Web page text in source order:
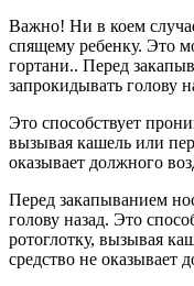
Важно! Ни в коем
спящему ребенку. Это
гортани.. Перед
запрокидывать голову
Это способствует
вызывая кашель или
оказывает должного
Перед закапыванием
голову назад. Это
ротоглотку, вызывая
средство не оказывает